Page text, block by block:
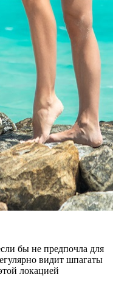
бы не предпочла для
видит шпагаты
локацией